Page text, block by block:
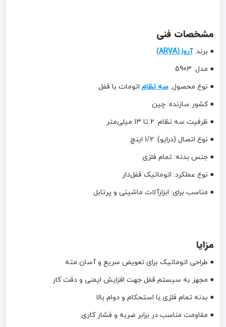
مشخصات فنی
● برند:آروا (ARVA)
● مدل: 5903
● نوع محصول: سه نظام اتومات با قفل
● کشور سازنده: چین
● ظرفیت سه نظام: 2 تا 13 میلی‌متر
● نوع اتصال (درایو): 1/2 اینچ
● جنس بدنه: تمام فلزی
● نوع عملکرد: اتوماتیک قفل‌دار
● مناسب برای: ابزارآلات ماشینی و پرتابل
مزایا
● طراحی اتوماتیک برای تعویض سریع و آسان مته
● مجهز به سیستم قفل جهت افزایش ایمنی و دقت کار
● بدنه تمام فلزی با استحکام و دوام بالا
● مقاومت مناسب در برابر ضربه و فشار کاری